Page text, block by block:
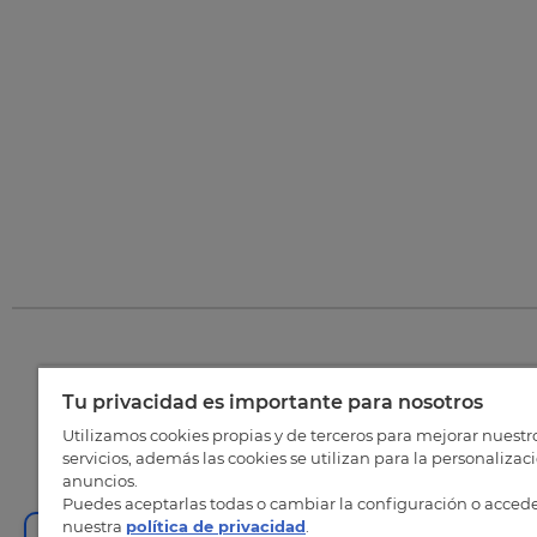
Tu privacidad es importante para nosotros
Utilizamos cookies propias y de terceros para mejorar
servicios, además las cookies se utilizan para la
anuncios.
Puedes aceptarlas todas o cambiar la configuración o
nuestra política de privacidad